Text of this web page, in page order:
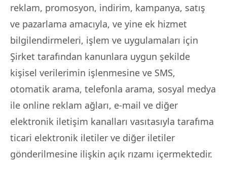
reklam, promosyon, indirim, kampanya, satış
ve pazarlama amacıyla, ve yine ek hizmet
bilgilendirmeleri, işlem ve uygulamaları için
Şirket tarafından kanunlara uygun şekilde
kişisel verilerimin işlenmesine ve SMS,
otomatik arama, telefonla arama, sosyal medya
ile online reklam ağları, e-mail ve diğer
elektronik iletişim kanalları vasıtasıyla tarafıma
ticari elektronik iletiler ve diğer iletiler
gönderilmesine ilişkin açık rızamı içermektedir.